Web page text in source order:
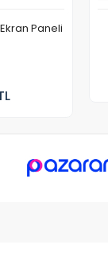
Paneli